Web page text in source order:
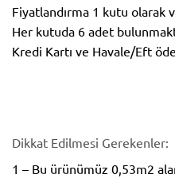
Fiyatlandırma 1 kutu olarak
Her kutuda 6 adet
Kredi Kartı ve Havale/Eft
Dikkat Edilmesi Gerekenler:
1 – Bu ürünümüz 0,53m2